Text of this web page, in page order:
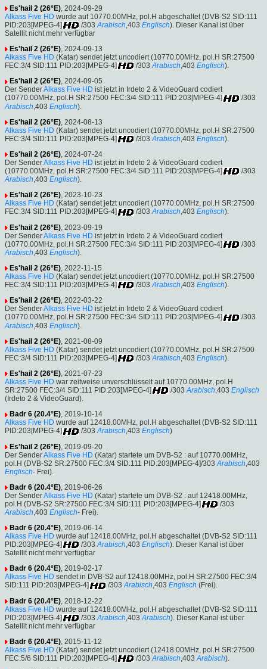
Es'hail 2 (26°E) , 2024-09-29
Alkass Five HD wurde auf 10770.00MHz, pol.H abgeschaltet (DVB-S2 SID:111
PID:203[MPEG-4]
/303 Arabisch ,403 Englisch). Dieser Kanal ist über
Satellit nicht mehr verfügbar
Es'hail 2 (26°E), 2024-09-13
Alkass Five HD (Katar) sendet jetzt uncodiert (10770.00MHz, pol.H SR:27500
FEC:3/4 SID:111 PID:203[MPEG-4]
/303 Arabisch,403 Englisch).
Es'hail 2 (26°E), 2024-09-05
Der SenderAlkass Five HD ist jetzt in Irdeto 2 & VideoGuard codiert
(10770.00MHz, pol.H SR:27500 FEC:3/4 SID:111 PID:203[MPEG-4]
/303
Arabisch ,403 Englisch).
Es'hail 2 (26°E) , 2024-08-13
Alkass Five HD (Katar) sendet jetzt uncodiert (10770.00MHz, pol.H SR:27500
FEC:3/4 SID:111 PID:203[MPEG-4]
/303 Arabisch ,403 Englisch).
Es'hail 2 (26°E), 2024-07-24
Der SenderAlkass Five HD ist jetzt in Irdeto 2 & VideoGuard codiert
(10770.00MHz, pol.H SR:27500 FEC:3/4 SID:111 PID:203[MPEG-4]
/303
Arabisch,403 Englisch).
Es'hail 2 (26°E), 2023-10-23
Alkass Five HD (Katar) sendet jetzt uncodiert (10770.00MHz, pol.H SR:27500
FEC:3/4 SID:111 PID:203[MPEG-4]
/303 Arabisch,403 Englisch).
Es'hail 2 (26°E) , 2023-09-19
Der SenderAlkass Five HD ist jetzt in Irdeto 2 & VideoGuard codiert
(10770.00MHz, pol.H SR:27500 FEC:3/4 SID:111 PID:203[MPEG-4]
/303
Arabisch,403 Englisch).
Es'hail 2 (26°E), 2022-11-15
Alkass Five HD (Katar) sendet jetzt uncodiert (10770.00MHz, pol.H SR:27500
FEC:3/4 SID:111 PID:203[MPEG-4]
/303 Arabisch,403 Englisch).
Es'hail 2 (26°E), 2022-03-22
Der SenderAlkass Five HD ist jetzt in Irdeto 2 & VideoGuard codiert
(10770.00MHz, pol.H SR:27500 FEC:3/4 SID:111 PID:203[MPEG-4]
/303
Arabisch ,403 Englisch).
Es'hail 2 (26°E) , 2021-08-09
Alkass Five HD (Katar) sendet jetzt uncodiert (10770.00MHz, pol.H SR:27500
FEC:3/4 SID:111 PID:203[MPEG-4]
/303 Arabisch ,403 Englisch).
Es'hail 2 (26°E), 2021-07-23
Alkass Five HD war zeitweise unverschlüsselt auf 10770.00MHz, pol.H
SR:27500 FEC:3/4 SID:111 PID:203[MPEG-4]
/303 Arabisch,403 Englisch
(Irdeto 2 & VideoGuard).
Badr 6 (20.4°E), 2019-10-14
Alkass Five HD wurde auf 12418.00MHz, pol.H abgeschaltet (DVB-S2 SID:111
PID:203[MPEG-4]
/303 Arabisch,403 Englisch)
Es'hail 2 (26°E) , 2019-09-20
Der SenderAlkass Five HD (Katar) startete um DVB-S2 : auf 10770.00MHz,
pol.H (DVB-S2 SR:27500 FEC:3/4 SID:111 PID:203[MPEG-4]/303 Arabisch ,403
Englisch- Frei).
Badr 6 (20.4°E) , 2019-06-26
Der SenderAlkass Five HD (Katar) startete um DVB-S2 : auf 12418.00MHz,
pol.H (DVB-S2 SR:27500 FEC:3/4 SID:111 PID:203[MPEG-4]
/303
Arabisch,403 Englisch- Frei).
Badr 6 (20.4°E), 2019-06-14
Alkass Five HD wurde auf 12418.00MHz, pol.H abgeschaltet (DVB-S2 SID:111
PID:203[MPEG-4]
/303 Arabisch,403 Englisch). Dieser Kanal ist über
Satellit nicht mehr verfügbar
Badr 6 (20.4°E), 2019-02-17
Alkass Five HD sendet in DVB-S2 auf 12418.00MHz, pol.H SR:27500 FEC:3/4
SID:111 PID:203[MPEG-4]
/303 Arabisch,403 Englisch (Frei).
Badr 6 (20.4°E) , 2018-12-22
Alkass Five HD wurde auf 12418.00MHz, pol.H abgeschaltet (DVB-S2 SID:111
PID:203[MPEG-4]
/303 Arabisch ,403 Arabisch). Dieser Kanal ist über
Satellit nicht mehr verfügbar
Badr 6 (20.4°E), 2015-11-12
Alkass Five HD (Katar) sendet jetzt uncodiert (12418.00MHz, pol.H SR:27500
FEC:5/6 SID:111 PID:203[MPEG-4]
/303 Arabisch,403 Arabisch).